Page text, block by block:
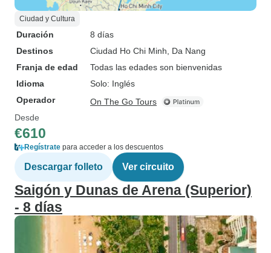
Ciudad y Cultura
Duración
8 días
Destinos
Ciudad Ho Chi Minh , Da Nang
Franja de edad
Todas las edades son bienvenidas
Idioma
Solo: Inglés
Operador
On The Go Tours
Desde
€610
Regístrate para acceder a los descuentos
Descargar folleto Ver circuito
Saigón y Dunas de Arena (Superior)
- 8 días